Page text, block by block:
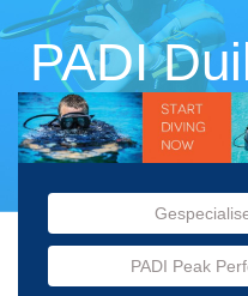
PADI
PADI Peak